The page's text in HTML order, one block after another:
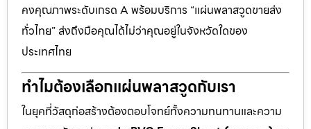
คงคุณภาพระดับเกรด A พร้อมบริการ “แผ่นพลาสวูดขายส่ง
ทั่วไทย” ส่งถึงมือคุณได้ไม่ว่าคุณอยู่ในจังหวัดใดของ
ประเทศไทย
ทำไมต้องเลือกแผ่นพลาสวูดกับเรา
ในยุคที่วัสดุก่อสร้างต้องตอบโจทย์ทั้งความทนทานและความ